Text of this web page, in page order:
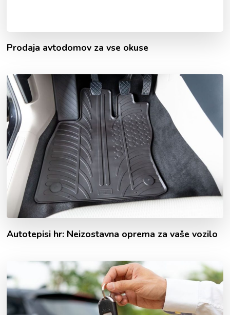
Prodaja avtodomov za vse okuse
Autotepisi hr: Neizostavna oprema za vaše vozilo